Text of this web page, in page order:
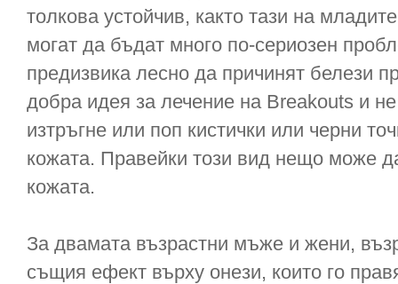
толкова устойчив, както тази на
могат да бъдат много по-сериозен
предизвика лесно да причинят белези
добра идея за лечение на Breakouts и
изтръгне или поп кистички или черни
кожата. Правейки този вид нещо може
кожата.
За двамата възрастни мъже и жени,
същия ефект върху онези, които го